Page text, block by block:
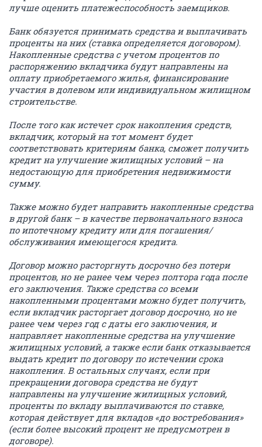
лучше оценить платежеспособность заемщиков.
Банк обязуется принимать средства и выплачивать
проценты на них (ставка определяется договором).
Накопленные средства с учетом процентов по
распоряжению вкладчика будут направлены на
оплату приобретаемого жилья, финансирование
участия в долевом или индивидуальном жилищном
строительстве.
После того как истечет срок накопления средств,
вкладчик, который на тот момент будет
соответствовать критериям банка, сможет получить
кредит на улучшение жилищных условий – на
недостающую для приобретения недвижимости
сумму.
Также можно будет направить накопленные средства
в другой банк – в качестве первоначального взноса
по ипотечному кредиту или для погашения/
обслуживания имеющегося кредита.
Договор можно расторгнуть досрочно без потери
процентов, но не ранее чем через полтора года после
его заключения. Также средства со всеми
накопленными процентами можно будет получить,
если вкладчик расторгает договор досрочно, но не
ранее чем через год с даты его заключения, и
направляет накопленные средства на улучшение
жилищных условий, а также если банк отказывается
выдать кредит по договору по истечении срока
накопления. В остальных случаях, если при
прекращении договора средства не будут
направлены на улучшение жилищных условий,
проценты по вкладу выплачиваются по ставке,
которая действует для вкладов «до востребования»
(если более высокий процент не предусмотрен в
договоре).